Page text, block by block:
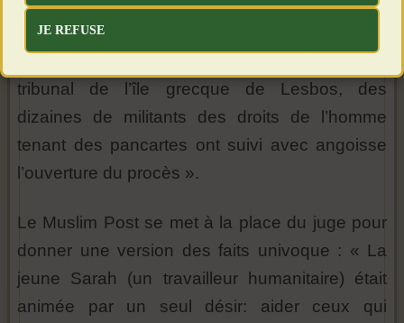
personnes inculpées :
tribunal de l’île grecque de Lesbos, des
dizaines de militants des droits de l’homme
tenant des pancartes ont suivi avec angoisse
l’ouverture du procès ».
Le Muslim Post se met à la place du juge pour
donner une version des faits univoque : « La
jeune Sarah (un travailleur humanitaire) était
animée par un seul désir: aider ceux qui
JE REFUSE